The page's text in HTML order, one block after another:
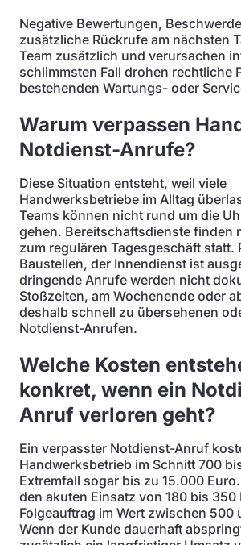
Negative Bewertungen,
zusätzliche Rückrufe am nächsten
Team zusätzlich und verursachen
schlimmsten Fall drohen rechtliche
bestehenden Wartungs- oder
Warum verpassen
Notdienst-Anrufe?
Diese Situation entsteht, weil viele
Handwerksbetriebe im Alltag
Teams können nicht rund um die
gehen. Bereitschaftsdienste finden
zum regulären Tagesgeschäft statt.
Baustellen, der Innendienst ist
dringende Anrufe werden nicht
Stoßzeiten, am Wochenende oder
deshalb schnell zu übersehenen
Notdienst-Anrufen.
Welche Kosten
konkret, wenn ein
Anruf verloren geht?
Ein verpasster Notdienst-Anruf
Handwerksbetrieb im Schnitt 700
Extremfall sogar bis zu 15.000
den akuten Einsatz von 180 bis 350
Folgeauftrag im Wert zwischen 500
Wenn der Kunde dauerhaft